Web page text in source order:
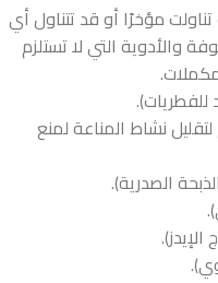
تناولت مؤخرًا أو قد تتناول أي
والأدوية التي لا تستلزم
للفطريات).
نشاط المناعة لمنع
الصدرية).